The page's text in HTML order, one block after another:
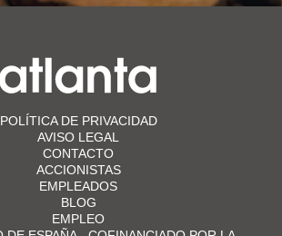
POLÍTICA DE PRIVACIDAD
AVISO LEGAL
CONTACTO
ACCIONISTAS
EMPLEADOS
BLOG
EMPLEO